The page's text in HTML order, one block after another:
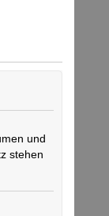
und
stehen